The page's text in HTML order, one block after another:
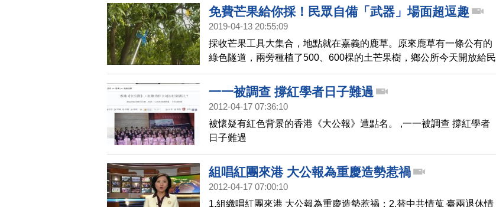
看。
免費芒果給你採！民眾自備「武器」場面超逗趣
2019-04-13 20:55:09
採收芒果工具大集合，地點就在嘉義的鹿草。原來鹿草有一條公有的
綠色隧道，兩旁種植了500、600棵的土芒果樹，鄉公所今天開放給民
眾免費採收，有人帶著伸縮桿，有人綁鐮刀、還有人利用寶特瓶自製
採收器，五花八門趣味十足。
一一被調查 撐紅學者日子難過
2012-04-17 07:36:10
被懷疑有紅色背景的香港《大公報》遭點名。 ,一一被調查 撐紅學者
日子難過
組唱紅團來港 大公報為重慶造勢惹禍
2012-04-17 07:00:10
1.組織唱紅團來港 大公報為重慶造勢惹禍；2.替中共情蒐 臺兩退休情